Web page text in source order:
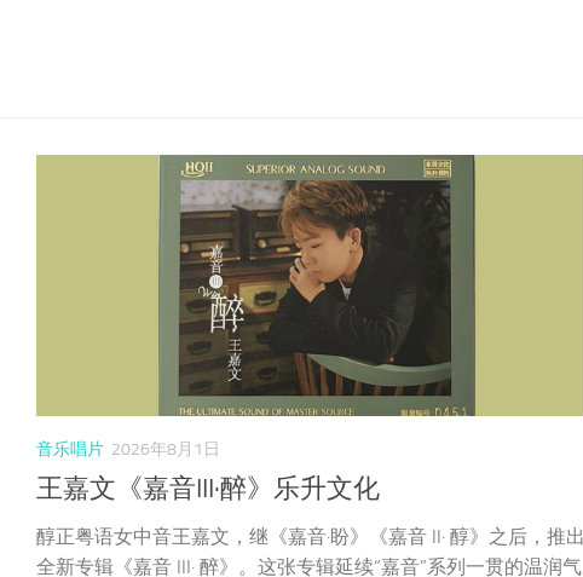
音乐唱片 2026年8月1日
王嘉文《嘉音III·醉》乐升文化
醇正粤语女中音王嘉文，继《嘉音·盼》《嘉音 II· 醇》之后，推出